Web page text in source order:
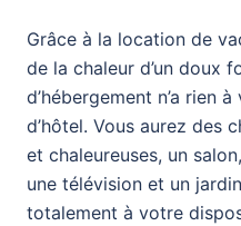
Grâce à la location de
de la chaleur d’un doux
d’hébergement n’a rien
d’hôtel. Vous aurez des
et chaleureuses, un
une télévision et un
totalement à votre